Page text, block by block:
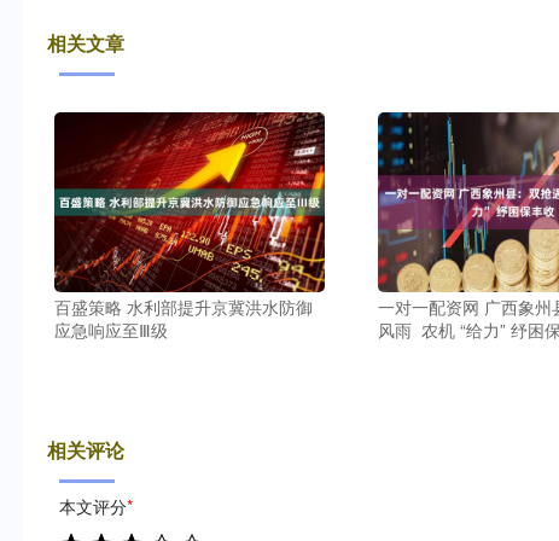
相关文章
百盛策略 水利部提升京冀洪水防御
应急响应至Ⅲ级
一对一配资网 广西象州
风雨 农机 “给力” 纾困
相关评论
本文评分*